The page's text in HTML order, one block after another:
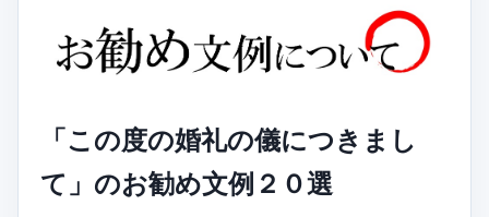
「この度の婚礼の儀につきまし
て」のお勧め文例２０選